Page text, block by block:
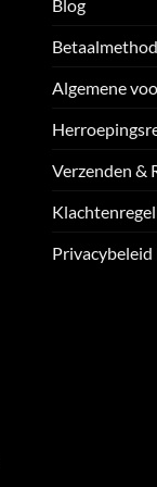
Blog
Algemene
Verzenden &